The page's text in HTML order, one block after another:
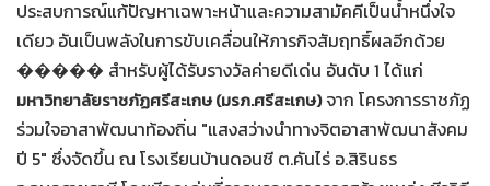
ประสบการณ์แก้ปัญหาเฉพาะหน้าและความสามัคคีเป็นน้ำหนึ่งใจ
เดียว อันเป็นพลังในการขับเคลื่อนให้ภารกิจสัมฤทธิ์ผลอีกด้วย
����� สำหรับผู้ได้รับรางวัลค่ายดีเด่น อันดับ 1 ได้แก่
มหาวิทยาลัยราชภัฏศรีสะเกษ (มรภ.ศรีสะเกษ)จาก โครงการราชภัฏ
ร่วมใจอาสาพัฒนาท้องถิ่น "แสงสว่างนำทางจิตอาสาพัฒนาสังคม
ปี 5" ซึ่งจัดขึ้น ณ โรงเรียนบ้านดอนชี ต.คันไร่ อ.สิรินธร